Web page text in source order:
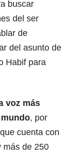
buscar
del ser
de
del asunto de
Habif para
voz más
, por
cuenta con
más de 250